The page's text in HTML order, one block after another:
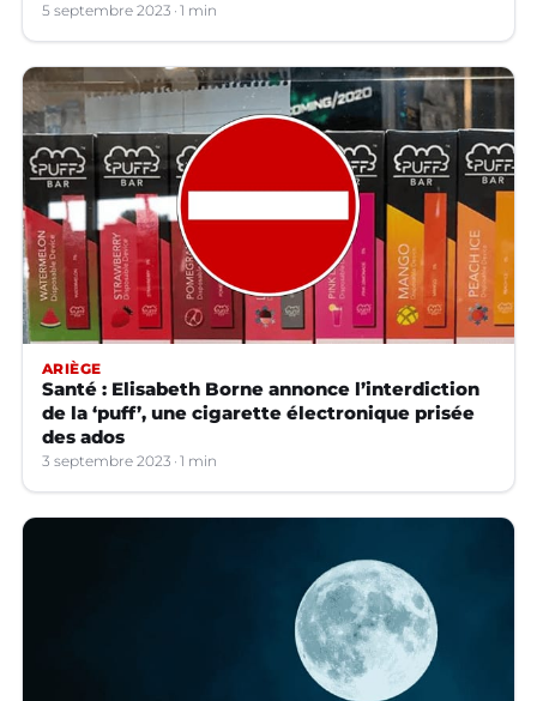
5 septembre 2023 1 min
ARIÈGE
Santé : Elisabeth Borne annonce l’interdiction
de la ‘puff’, une cigarette électronique prisée
des ados
3 septembre 2023 1 min